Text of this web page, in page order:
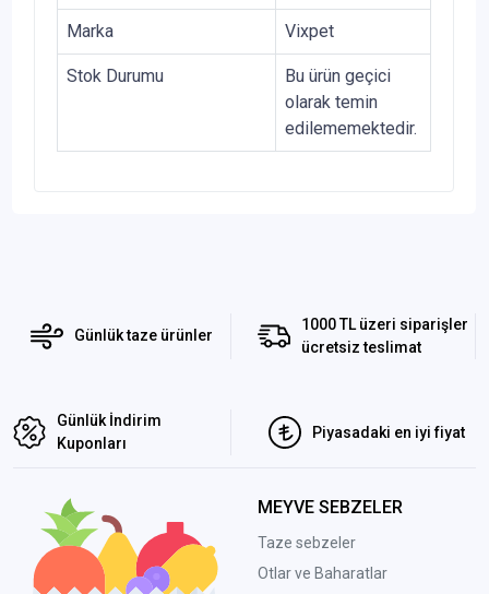
Marka Vixpet
Stok Durumu
Bu ürün geçici
olarak temin
edilememektedir.
Günlük taze ürünler
1000 TL üzeri siparişler
ücretsiz teslimat
Günlük İndirim
Kuponları
Piyasadaki en iyi fiyat
MEYVE SEBZELER
Taze sebzeler
Otlar ve Baharatlar